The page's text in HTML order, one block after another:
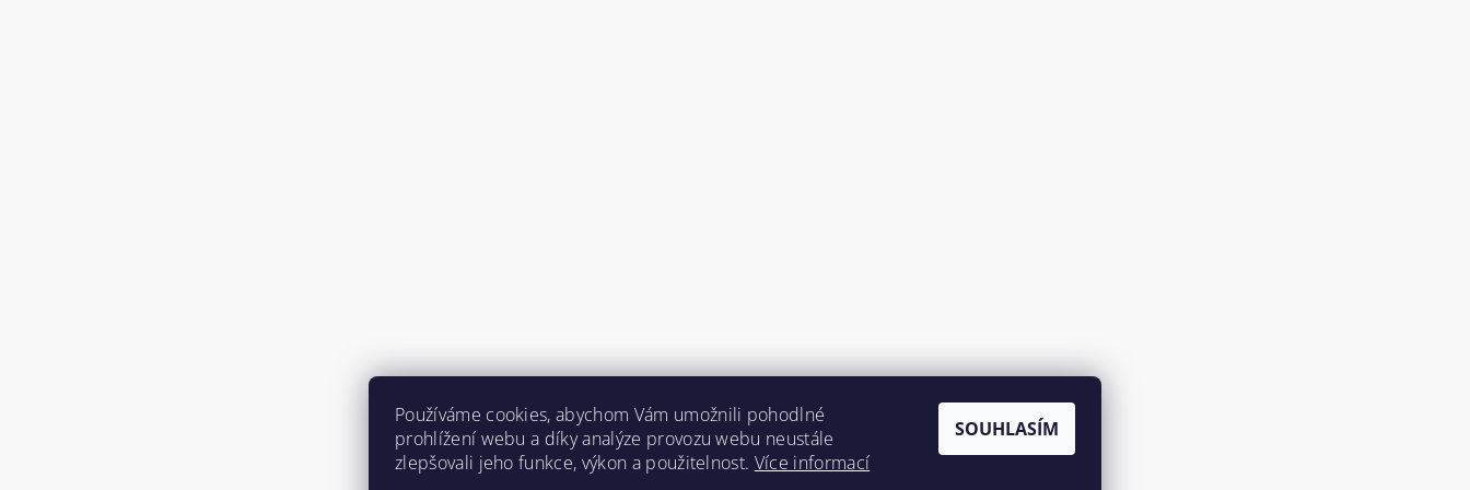
Používáme cookies, abychom Vám umožnili pohodlné
prohlížení webu a díky analýze provozu webu neustále
zlepšovali jeho funkce, výkon a použitelnost. Více informací
SOUHLASÍM